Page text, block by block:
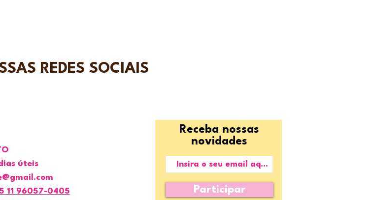
REDES SOCIAIS
úteis
11 96057-0405
Receba nossas
novidades
Participar